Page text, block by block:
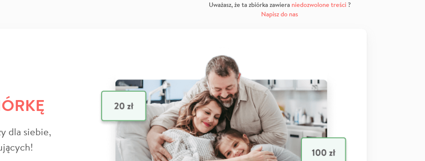
Uważasz, że ta zbiórka zawiera niedozwolone treści?
Napisz do nas
dla siebie,